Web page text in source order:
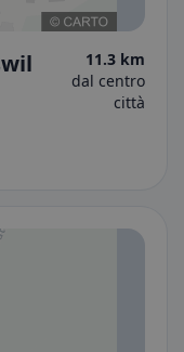
11.3 km
dal centro
città